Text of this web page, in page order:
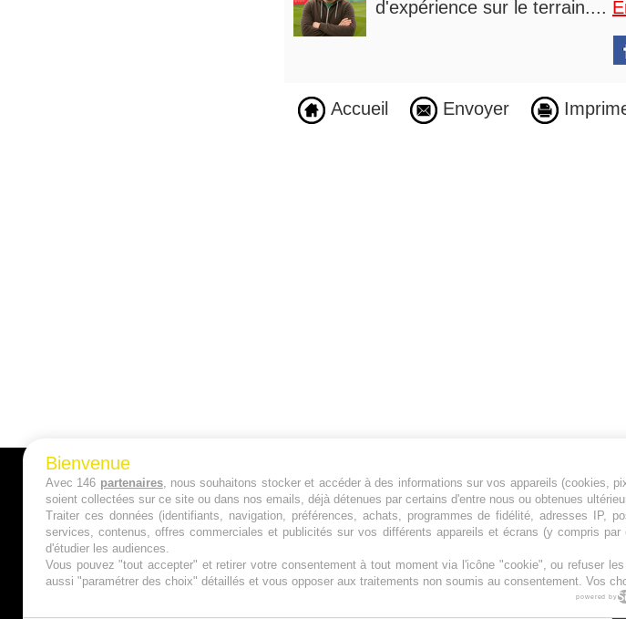
d'expérience sur le terrain....
Accueil Envoyer
A PROPOS
Qui sommes nous ?
Mentions Légales
Jeunesfooteux est
principalement de
des grosses
Plan du site |
Bienvenue
Avec 146 partenaires, nous souhaitons stocker et accéder à des informations sur vos appareils (cookies,
soient collectées sur ce site ou dans nos emails, déjà détenues par certains d'entre nous ou obtenues
Traiter ces données (identifiants, navigation, préférences, achats, programmes de fidélité, adresses IP,
services, contenus, offres commerciales et publicités sur vos différents appareils et écrans (y compris
d'étudier les audiences.
Vous pouvez "tout accepter" et retirer votre consentement à tout moment via l'icône "cookie", ou refuser
aussi "paramétrer des choix" détaillés et vous opposer aux traitements non soumis au consentement. Vos
powered by